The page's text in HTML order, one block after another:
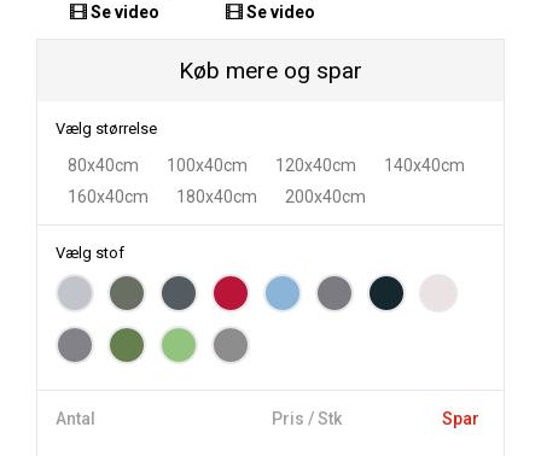
Se video Se video
Køb mere og spar
Vælg størrelse
80x40cm 100x40cm 120x40cm
140x40cm
160x40cm
180x40cm 200x40cm
Vælg stof
Antal Pris / Stk Spar